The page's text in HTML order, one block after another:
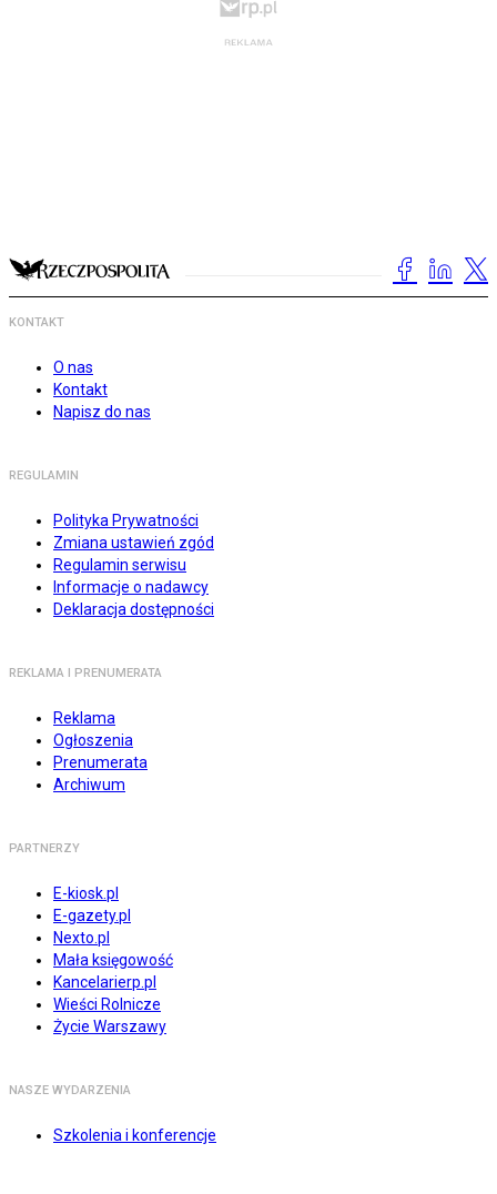
KONTAKT
O nas
Kontakt
Napisz do nas
REGULAMIN
Polityka Prywatności
Zmiana ustawień zgód
Regulamin serwisu
Informacje o nadawcy
Deklaracja dostępności
REKLAMA I PRENUMERATA
Reklama
Ogłoszenia
Prenumerata
Archiwum
PARTNERZY
E-kiosk.pl
E-gazety.pl
Nexto.pl
Mała księgowość
Kancelarierp.pl
Wieści Rolnicze
Życie Warszawy
NASZE WYDARZENIA
Szkolenia i konferencje